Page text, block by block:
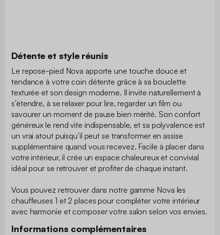
Détente et style réunis
Le repose-pied Nova apporte une touche douce et
tendance à votre coin détente grâce à sa bouclette
texturée et son design moderne. Il invite naturellement à
s’étendre, à se relaxer pour lire, regarder un film ou
savourer un moment de pause bien mérité. Son confort
généreux le rend vite indispensable, et sa polyvalence est
un vrai atout puisqu’il peut se transformer en assise
supplémentaire quand vous recevez. Facile à placer dans
votre intérieur, il crée un espace chaleureux et convivial
idéal pour se retrouver et profiter de chaque instant.
Vous pouvez retrouver dans notre gamme Nova les
chauffeuses 1 et 2 places pour compléter votre intérieur
avec harmonie et composer votre salon selon vos envies.
Informations complémentaires